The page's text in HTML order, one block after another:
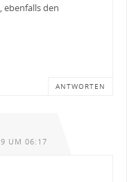
ebenfalls den
ANTWORTEN
UM 06:17